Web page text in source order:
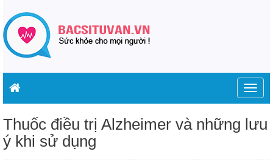
Thuốc điều trị Alzheimer và những lưu
ý khi sử dụng